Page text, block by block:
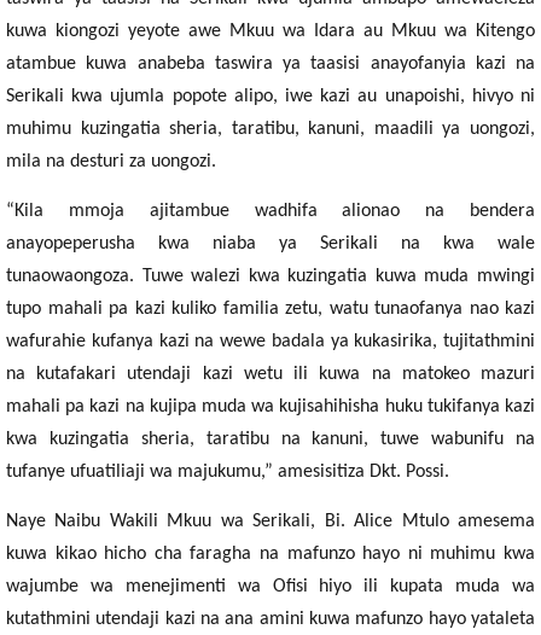
kuwa kiongozi yeyote awe Mkuu wa Idara au Mkuu wa Kitengo
atambue kuwa anabeba taswira ya taasisi anayofanyia kazi na
Serikali kwa ujumla popote alipo, iwe kazi au unapoishi, hivyo ni
muhimu kuzingatia sheria, taratibu, kanuni, maadili ya uongozi,
mila na desturi za uongozi.
“Kila mmoja ajitambue wadhifa alionao na bendera
anayopeperusha kwa niaba ya Serikali na kwa wale
tunaowaongoza. Tuwe walezi kwa kuzingatia kuwa muda mwingi
tupo mahali pa kazi kuliko familia zetu, watu tunaofanya nao kazi
wafurahie kufanya kazi na wewe badala ya kukasirika, tujitathmini
na kutafakari utendaji kazi wetu ili kuwa na matokeo mazuri
mahali pa kazi na kujipa muda wa kujisahihisha huku tukifanya kazi
kwa kuzingatia sheria, taratibu na kanuni, tuwe wabunifu na
tufanye ufuatiliaji wa majukumu,” amesisitiza Dkt. Possi.
Naye Naibu Wakili Mkuu wa Serikali, Bi. Alice Mtulo amesema
kuwa kikao hicho cha faragha na mafunzo hayo ni muhimu kwa
wajumbe wa menejimenti wa Ofisi hiyo ili kupata muda wa
kutathmini utendaji kazi na ana amini kuwa mafunzo hayo yataleta